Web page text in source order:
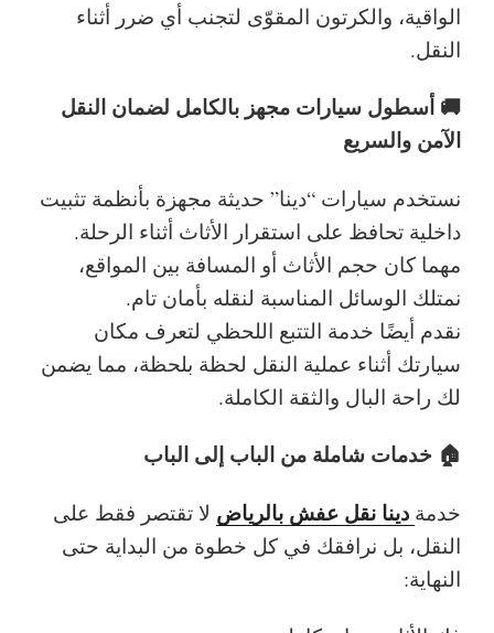
الواقية، والكرتون المقوّى لتجنب أي ضرر أثناء
النقل.
🚚 أسطول سيارات مجهز بالكامل لضمان النقل
الآمن والسريع
نستخدم سيارات “دينا” حديثة مجهزة بأنظمة تثبيت
داخلية تحافظ على استقرار الأثاث أثناء الرحلة.
مهما كان حجم الأثاث أو المسافة بين المواقع،
نمتلك الوسائل المناسبة لنقله بأمان تام.
نقدم أيضًا خدمة التتبع اللحظي لتعرف مكان
سيارتك أثناء عملية النقل لحظة بلحظة، مما يضمن
لك راحة البال والثقة الكاملة.
🏠 خدمات شاملة من الباب إلى الباب
خدمة دينا نقل عفش بالرياض لا تقتصر فقط على
النقل، بل نرافقك في كل خطوة من البداية حتى
النهاية: